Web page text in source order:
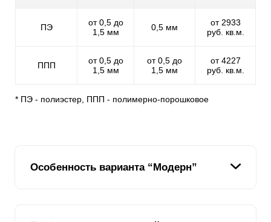
ПЭ
от 0,5 до
1,5 мм
0,5 мм
от 2933
руб. кв.м.
ППП
от 0,5 до
1,5 мм
от 0,5 до
1,5 мм
от 4227
руб. кв.м.
* ПЭ - полиэстер, ППП - полимерно-порошковое
Особенность варианта “Модерн”